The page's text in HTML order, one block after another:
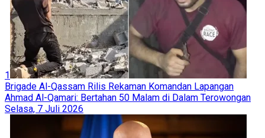
1
Brigade Al-Qassam Rilis Rekaman Komandan Lapangan
Ahmad Al-Qamari: Bertahan 50 Malam di Dalam Terowongan
Selasa, 7 Juli 2026